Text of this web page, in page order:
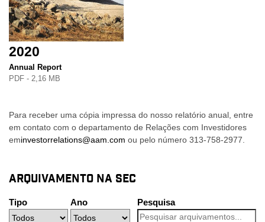
2020
Annual Report
PDF - 2,16 MB
Para receber uma cópia impressa do nosso relatório anual, entre
em contato com o departamento de Relações com Investidores
eminvestorrelations@aam.com ou pelo número 313-758-2977.
ARQUIVAMENTO NA SEC
Tipo Ano Pesquisa